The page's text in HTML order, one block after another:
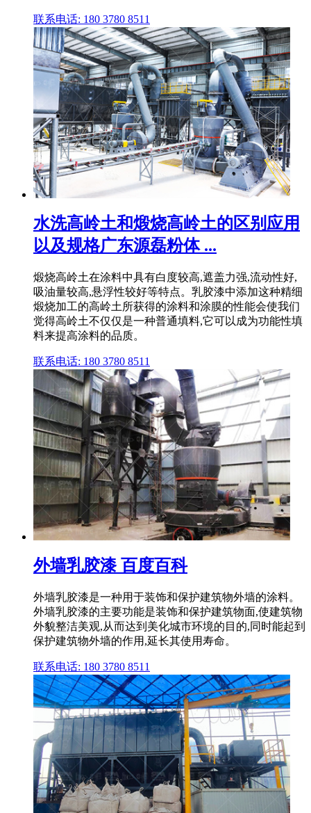
联系电话: 180 3780 8511
水洗高岭土和煅烧高岭土的区别应用
以及规格广东源磊粉体 ...
煅烧高岭土在涂料中具有白度较高,遮盖力强,流动性好,
吸油量较高,悬浮性较好等特点。乳胶漆中添加这种精细
煅烧加工的高岭土所获得的涂料和涂膜的性能会使我们
觉得高岭土不仅仅是一种普通填料,它可以成为功能性填
料来提高涂料的品质。
联系电话: 180 3780 8511
外墙乳胶漆 百度百科
外墙乳胶漆是一种用于装饰和保护建筑物外墙的涂料。‌
外墙乳胶漆的主要功能是装饰和保护建筑物面,使建筑物
外貌整洁美观,从而达到美化城市环境的目的,同时能起到
保护建筑物外墙的作用,延长其使用寿命。
联系电话: 180 3780 8511